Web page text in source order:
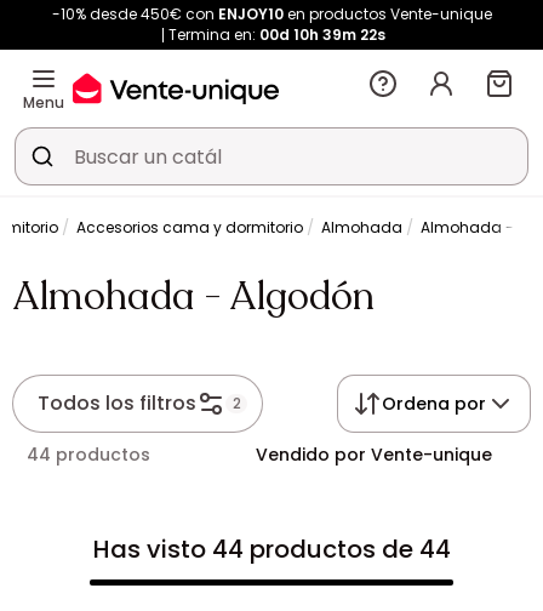
-10% desde 450€ con ENJOY10en productos Vente-unique
Termina en: 00d 10h 39m 22s
Menu
Accesorios cama y dormitorio Almohada Almohada -
Almohada - Algodón
Todos los filtros 2 Ordena por
44 productos Vendido por Vente-unique
Has visto 44 productos de 44